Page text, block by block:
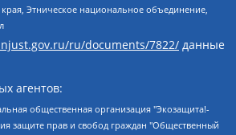
края, Этническое национальное объединение,
ru/documents/7822/ данные
агентов:
номер 40103797863, дата регистрации 10.06.2014), Некоммерческая организация "Фонд по борьбе с коррупцией", Автономная некоммерческая организация "Институт права и публичной политики", Баданин Роман Сергеевич, Гликин Максим Александрович, Железнова Мария Михайловна, Лукьянова Юлия Сергеевна, Маетная Елизавета Витальевна, Маняхин Петр Борисович, Чуракова Ольга Владимировна, Ярош Юлия Петровна, Юридическое лицо "The Insider SIA", зарегистрированное в Риге, Латвийская Республика (дата регистрации 26.06.2015), являющееся администратором доменного имени интернет-издания "The Insider SIA", https://theins.ru, Постернак Алексей Евгеньевич, Рубин Михаил Аркадьевич, Анин Роман Александрович, Юридическое лицо Istories fonds, зарегистрированное в Латвийской Республике (регистрационный номер 50008295751, дата регистрации 24.02.2020), Великовский Дмитрий Александрович, Долинина Ирина Николаевна, Мароховская Алеся Алексеевна, Шлейнов Роман Юрьевич, Шмагун Олеся Валентиновна, Общество с ограниченной ответственностью "Альтаир 2021", Общество с ограниченной ответственностью "Вега 2021", Общество с ограниченной ответственностью "Главный редактор 2021", Общество с ограниченной ответственностью "Ромашки монолит", Важенков Артем Валерьевич, Ивановская областная общественная организация "Центр гендерных исследований", Гурман Юрий Альбертович, Медиапроект "ОВД-Инфо", Егоров Владимир Владимирович, Жилинский Владимир Александрович, Общество с ограниченной ответственностью "ЗП", Иванова София Юрьевна, Карезина Инна Павловна, Кильтау Екатерина Викторовна, Петров Алексей Викторович, Пискунов Сергей Евгеньевич, Смирнов Сергей Сергеевич, Тихонов Михаил Сергеевич, Общество с ограниченной ответственностью "ЖУРНАЛИСТ-ИНОСТРАННЫЙ АГЕНТ", Арапова Галина Юрьевна, Вольтская Татьяна Анатольевна, Американская компания "Mason G.E.S. Anonymous Foundation" (США), являющаяся владельцем интернет-издания https://mnews.world/, Компания "Stichting Bellingcat", зарегистрированная в Нидерландах (дата регистрации 11.07.2018), Захаров Андрей Вячеславович, Клепиковская Екатерина Дмитриевна, Общество с ограниченной ответственностью "МЕМО", Перл Роман Александрович, Симонов Евгений Алексеевич, Соловьева Елена Анатольевна, Сотников Даниил Владимирович, Сурначева Елизавета Дмитриевна, Автономная некоммерческая организация по защите прав человека и информированию населения "Якутия – Наше Мнение", Общество с ограниченной ответственностью "Москоу диджитал медиа", с 26.01.2023 Общество с ограниченной ответственностью "Чайка Белые сады", Ветошкина Валерия Валерьевна, Заговора Максим Александрович, Межрегиональное общественное движение "Российская ЛГБТ - сеть", Оленичев Максим Владимирович, Павлов Иван Юрьевич, Скворцова Елена Сергеевна, Общество с ограниченной ответственностью "Как бы инагент", Кочетков Игорь Викторович, Общество с ограниченной ответственностью "Честные выборы", Еланчик Олег Александрович, Общество с ограниченной ответственностью "Нобелевский призыв", Гималова Регина Эмилевна, Григорьев Андрей Валерьевич, Григорьева Алина Александровна, Ассоциация по содействию защите прав призывников, альтернативнослужащих и военнослужащих "Правозащитная группа "Гражданин.Армия.Право", Хисамова Регина Фаритовна, Автономная некоммерческая организация по реализации социально-правовых программ "Лилит", Дальневосточное общественное движение "Маяк", Санкт-Петербургская ЛГБТ-инициативная группа "Выход", Инициативная группа ЛГБТ+ "Реверс", Алексеев Андрей Викторович, Бекбулатова Таисия Львовна, Беляев Иван Михайлович, Владыкина Елена Сергеевна, Гельман Марат Александрович, Никульшина Вероника Юрьевна, Толоконникова Надежда Андреевна, Шендерович Виктор Анатольевич, Общество с ограниченной ответственностью "Данное сообщение", Общество с ограниченной ответственностью Издательский дом "Новая глава", Айнбиндер Александра Александровна, Московский комьюнити-центр для ЛГБТ+инициатив, Благотворительный фонд развития филантропии, Deutsche Welle (Германия, Kurt-Schumacher-Strasse 3, 53113 Bonn), Борзунова Мария Михайловна, Воробьев Виктор Викторович, Голубева Анна Львовна, Константинова Алла Михайловна, Малкова Ирина Владимировна, Мурадов Мурад Абдулгалимович, Осетинская Елизавета Николаевна, Понасенков Евгений Николаевич, Ганапольский Матвей Юрьевич, Киселев Евгений Алексеевич, Борухович Ирина Григорьевна, Дремин Иван Тимофеевич, Дубровский Дмитрий Викторович, Красноярская региональная общественная организация поддержки и развития альтернативных образовательных технологий и межкультурных коммуникаций "ИНТЕРРА", Маяковская Екатерина Алексеевна, Фейгин Марк Захарович, Филимонов Андрей Викторович, Дзугкоева Регина Николаевна, Доброхотов Роман Александрович, Дудь Юрий Александрович, Елкин Сергей Владимирович, Кругликов Кирилл Игоревич, Сабунаева Мария Леонидовна, Семенов Алексей Владимирович, Шаинян Карен Багратович, Шульман Екатерина Михайловна, Асафьев Артур Валерьевич, Вахштайн Виктор Семенович, Венедиктов Алексей Алексеевич, Лушникова Екатерина Евгеньевна, Волков Леонид Михайлович, Невзоров Александр Глебович, Пархоменко Сергей Борисович, Сироткин Ярослав Николаевич, Кара-Мурза Владимир Владимирович, Баранова Наталья Владимировна, Гозман Леонид Яковлевич, Кагарлицкий Борис Юльевич, Климарев Михаил Валерьевич, Милов Владимир Станиславович, Автономная некоммерческая организация Краснодарский центр современного искусства "Типография", Моргенштерн Алишер Тагирович, Соболь Любовь Эдуардовна, Общество с ограниченной ответственностью "ЛИЗА НОРМ", Каспаров Гарри Кимович, Ходорковский Михаил Борисович, Общество с ограниченной ответственностью "Апрельские тезисы", Данилович Ирина Брониславовна, Кашин Олег Владимирович, Петров Николай Владимирович, Пивоваров Алексей Владимирович, Соколов Михаил Владимирович, Цветкова Юлия Владимировна, Чичваркин Евгений Александрович, Комитет против пыток/Команда против пыток, Общество с ограниченной ответственностью "Первый научный", Общество с ограниченной ответственностью "Вертолет и ко", Белоцерковская Вероника Борисовна, Кац Максим Евгеньевич, Лазарева Татьяна Юрьевна, Шаведдинов Руслан Табризович, Яшин Илья Валерьевич, Общество с ограниченной ответственностью "Иноагент ААВ", Алешковский Дмитрий Петрович, Альбац Евгения Марковна, Быков Дмитрий Львович, Галямина Юлия Евгеньевна, Лойко Сергей Леонидович, Мартынов Кирилл Константинович, Медведев Сергей Александрович, Крашенинников Федор Геннадиевич, Гордеева Катерина Вл